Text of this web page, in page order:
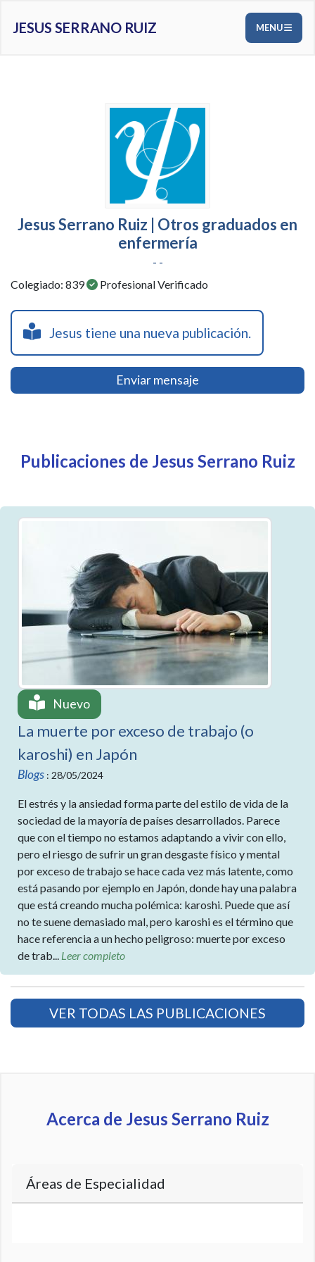
JESUS SERRANO RUIZ MENU
Jesus Serrano Ruiz | Otros graduados en
enfermería
- -
Colegiado: 839 Profesional Verificado
Jesus tiene una nueva publicación.
Enviar mensaje
Publicaciones de Jesus Serrano Ruiz
Nuevo
La muerte por exceso de trabajo (o
karoshi) en Japón
Blogs : 28/05/2024
El estrés y la ansiedad forma parte del estilo de vida de la
sociedad de la mayoría de países desarrollados. Parece
que con el tiempo no estamos adaptando a vivir con ello,
pero el riesgo de sufrir un gran desgaste físico y mental
por exceso de trabajo se hace cada vez más latente, como
está pasando por ejemplo en Japón, donde hay una palabra
que está creando mucha polémica: karoshi. Puede que así
no te suene demasiado mal, pero karoshi es el término que
hace referencia a un hecho peligroso: muerte por exceso
de trab... Leer completo
VER TODAS LAS PUBLICACIONES
Acerca de Jesus Serrano Ruiz
Áreas de Especialidad